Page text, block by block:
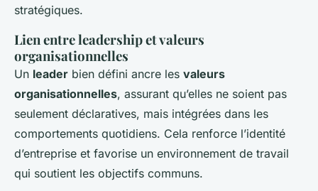
stratégiques.
Lien entre leadership et valeurs
organisationnelles
Un leader bien défini ancre les valeurs
organisationnelles, assurant qu’elles ne soient pas
seulement déclaratives, mais intégrées dans les
comportements quotidiens. Cela renforce l’identité
d’entreprise et favorise un environnement de travail
qui soutient les objectifs communs.